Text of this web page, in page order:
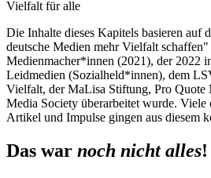
Vielfalt für alle
Die Inhalte dieses Kapitels basieren auf
deutsche Medien mehr Vielfalt schaffen"
Medienmacher*innen (2021), der 2022
Leidmedien (Sozialheld*innen), dem
Vielfalt, der MaLisa Stiftung, Pro Quote
Media Society überarbeitet wurde. Viele
Artikel und Impulse gingen aus diesem
Das war noch nicht alles!